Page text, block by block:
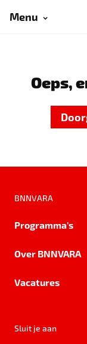
Menu
Oeps,
BNNVARA
Programma's
Over BNNVARA
Vacatures
Sluit je aan